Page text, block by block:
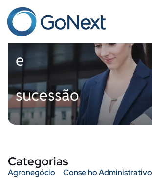
governança
e
sucessão
Categorias
Agronegócio Conselho Administrativo